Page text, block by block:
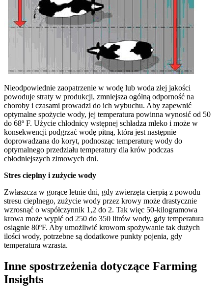
Nieodpowiednie zaopatrzenie w wodę lub woda złej jakości
powoduje straty w produkcji, zmniejsza ogólną odporność na
choroby i czasami prowadzi do ich wybuchu. Aby zapewnić
optymalne spożycie wody, jej temperatura powinna wynosić od 50
do 68º F. Użycie chłodnicy wstępnej schładza mleko i może w
konsekwencji podgrzać wodę pitną, która jest następnie
doprowadzana do koryt, podnosząc temperaturę wody do
optymalnego przedziału temperatury dla krów podczas
chłodniejszych zimowych dni.
Stres cieplny i zużycie wody
Zwłaszcza w gorące letnie dni, gdy zwierzęta cierpią z powodu
stresu cieplnego, zużycie wody przez krowy może drastycznie
wzrosnąć o współczynnik 1,2 do 2. Tak więc 50-kilogramowa
krowa może wypić od 250 do 350 litrów wody, gdy temperatura
osiągnie 80ºF. Aby umożliwić krowom spożywanie tak dużych
ilości wody, potrzebne są dodatkowe punkty pojenia, gdy
temperatura wzrasta.
Inne spostrzeżenia dotyczące Farming
Insights